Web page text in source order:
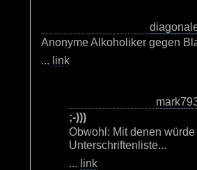
Anonyme Alkoholiker gegen
... link
;-)))
Obwohl: Mit denen
Unterschriftenliste...
... link